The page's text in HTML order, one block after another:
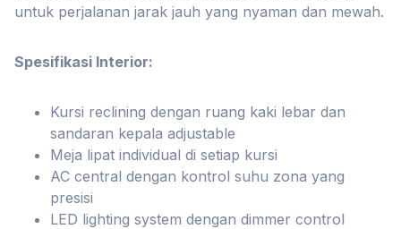
untuk perjalanan jarak jauh yang nyaman dan mewah.
Spesifikasi Interior:
Kursi reclining dengan ruang kaki lebar dan
sandaran kepala adjustable
Meja lipat individual di setiap kursi
AC central dengan kontrol suhu zona yang
presisi
LED lighting system dengan dimmer control